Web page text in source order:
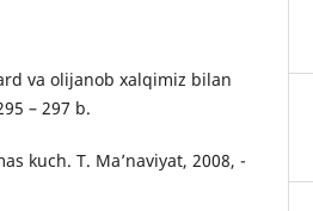
va olijanob xalqimiz bilan
– 297 b.
kuch. T. Ma’naviyat, 2008, -